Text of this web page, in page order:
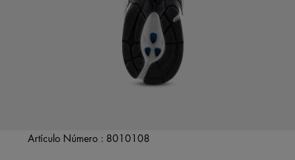
Artículo Número : 8010108